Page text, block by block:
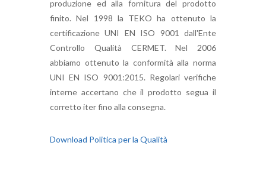
produzione ed alla fornitura del prodotto
finito. Nel 1998 la TEKO ha ottenuto la
certificazione UNI EN ISO 9001 dall'Ente
Controllo Qualità CERMET. Nel 2006
abbiamo ottenuto la conformità alla norma
UNI EN ISO 9001:2015. Regolari verifiche
interne accertano che il prodotto segua il
corretto iter fino alla consegna.
Download Politica per la Qualità